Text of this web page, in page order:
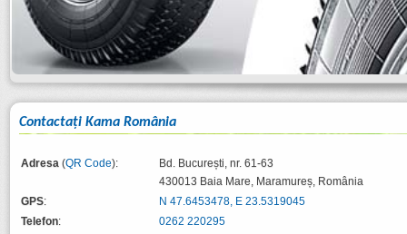
Contactaţi Kama România
Adresa (QR Code):
Bd. București, nr. 61-63
430013 Baia Mare, Maramureș, România
GPS:
N 47.6453478, E 23.5319045
Telefon:
0262 220295